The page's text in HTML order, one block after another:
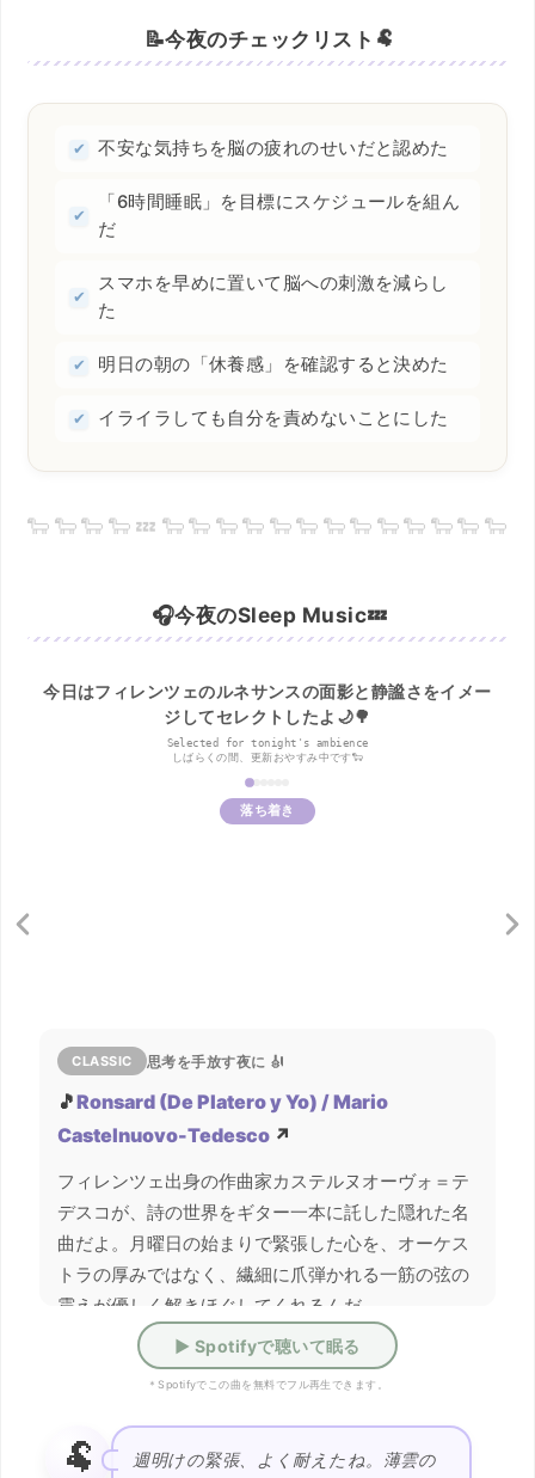
📝今夜のチェックリスト🐏
不安な気持ちを脳の疲れのせいだと認めた
「6時間睡眠」を目標にスケジュールを組ん
だ
スマホを早めに置いて脳への刺激を減らし
た
明日の朝の「休養感」を確認すると決めた
イライラしても自分を責めないことにした
🎧今夜のSleep Music💤
今日はフィレンツェのルネサンスの面影と静謐さをイメー
ジしてセレクトしたよ🌙🌳
Selected for tonight's ambience
しばらくの間、更新おやすみ中です🐑
落ち着き
CLASSIC 思考を手放す夜に 🎻
🎵Ronsard (De Platero y Yo) / Mario
Castelnuovo-Tedesco ↗
フィレンツェ出身の作曲家カステルヌオーヴォ＝テ
デスコが、詩の世界をギター一本に託した隠れた名
曲だよ。月曜日の始まりで緊張した心を、オーケス
トラの厚みではなく、繊細に爪弾かれる一筋の弦の
震えが優しく解きほぐしてくれるんだ。
🐏DJ羊さん🎶
やりした夜風に、一音一音が優しく溶けていくの
▶ Spotifyで聴いて眠る
＊Spotifyでこの曲を無料でフル再生できます。
🐏
週明けの緊張、よく耐えたね。薄雲の